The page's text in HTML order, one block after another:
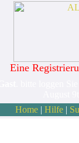
Eine
Home| Hilfe|